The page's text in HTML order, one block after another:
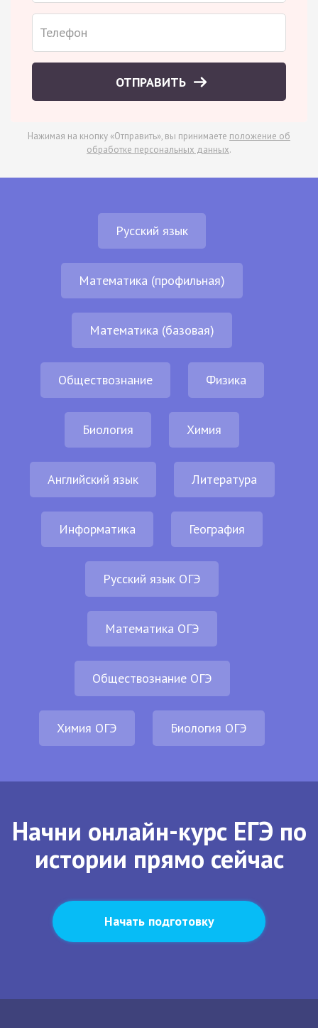
ОТПРАВИТЬ
Нажимая на кнопку «Отправить», вы принимаете положение об
обработке персональных данных.
Русский язык
Математика (профильная)
Математика (базовая)
Обществознание Физика
Биология Химия
Английский язык Литература
Информатика География
Русский язык ОГЭ
Математика ОГЭ
Обществознание ОГЭ
Химия ОГЭ Биология ОГЭ
Начни онлайн-курс ЕГЭ по
истории прямо сейчас
Начать подготовку